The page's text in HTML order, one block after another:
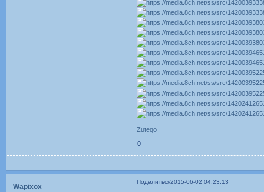
Zuteqo
0
Поделиться2015-06-02 04:23:13
Wapixox